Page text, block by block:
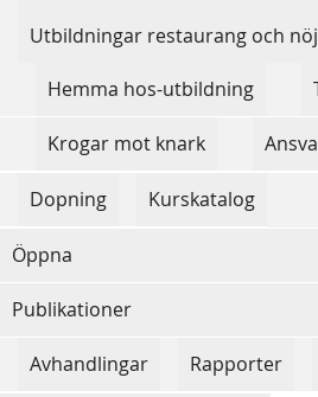
Utbildningar restaurang och
Hemma hos-utbildning
Krogar mot knark
Dopning Kurskatalog
Öppna
Publikationer
Avhandlingar Rapporter